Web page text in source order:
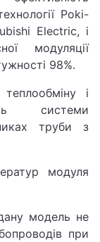
Poki-
Electric, і
модуляції
98%.
і
системи
труби з
модуля
модель не
при